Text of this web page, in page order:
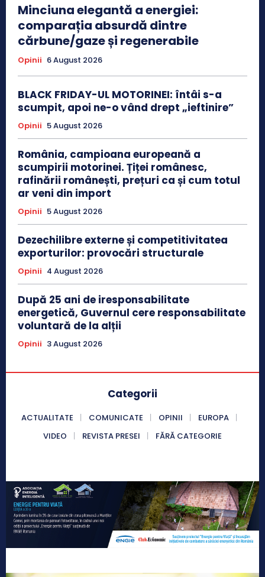
Minciuna elegantă a energiei:
comparația absurdă dintre
cărbune/gaze și regenerabile
Opinii 6 August 2026
BLACK FRIDAY-UL MOTORINEI: întâi s-a
scumpit, apoi ne-o vând drept „ieftinire”
Opinii 5 August 2026
România, campioana europeană a
scumpirii motorinei. Țiței românesc,
rafinării românești, prețuri ca și cum totul
ar veni din import
Opinii 5 August 2026
Dezechilibre externe și competitivitatea
exporturilor: provocări structurale
Opinii 4 August 2026
După 25 ani de iresponsabilitate
energetică, Guvernul cere responsabilitate
voluntară de la alții
Opinii 3 August 2026
Categorii
ACTUALITATE COMUNICATE OPINII
EUROPA
VIDEO
REVISTA PRESEI FĂRĂ CATEGORIE